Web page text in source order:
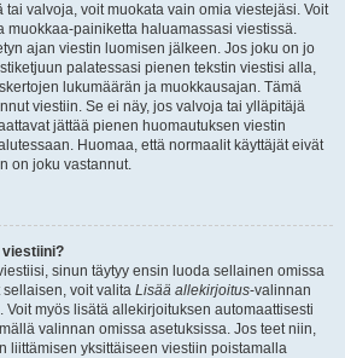
valvoja, voit muokata vain omia viestejäsi. Voit
muokkaa-painiketta haluamassasi viestissä.
ajan viestin luomisen jälkeen. Jos joku on jo
palatessasi pienen tekstin viestisi alla,
lukumäärän ja muokkausajan. Tämä
viestiin. Se ei näy, jos valvoja tai ylläpitäjä
jättää pienen huomautuksen viestin
Huomaa, että normaalit käyttäjät eivät
on joku vastannut.
viestiini?
sinun täytyy ensin luoda sellainen omissa
voit valita Lisää allekirjoitus-valinnan
myös lisätä allekirjoituksen automaattisesti
valinnan omissa asetuksissa. Jos teet niin,
liittämisen yksittäiseen viestiin poistamalla